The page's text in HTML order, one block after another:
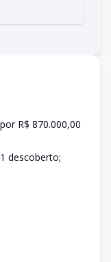
R$ 870.000,00
descoberto;